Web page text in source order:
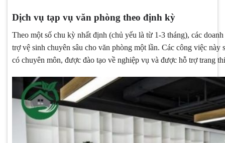
Dịch vụ tạp vụ văn phòng theo định kỳ
Theo một số chu kỳ nhất định (chủ yếu là từ 1-3 tháng), các
trợ vệ sinh chuyên sâu cho văn phòng một lần. Các công việc này
có chuyên môn, được đào tạo về nghiệp vụ và được hỗ trợ trang